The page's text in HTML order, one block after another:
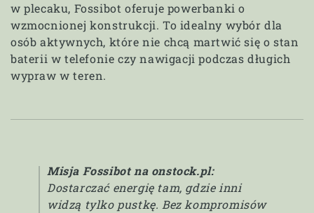
w plecaku, Fossibot oferuje powerbanki o
wzmocnionej konstrukcji. To idealny wybór dla
osób aktywnych, które nie chcą martwić się o stan
baterii w telefonie czy nawigacji podczas długich
wypraw w teren.
Misja Fossibot na onstock.pl:
Dostarczać energię tam, gdzie inni
widzą tylko pustkę. Bez kompromisów